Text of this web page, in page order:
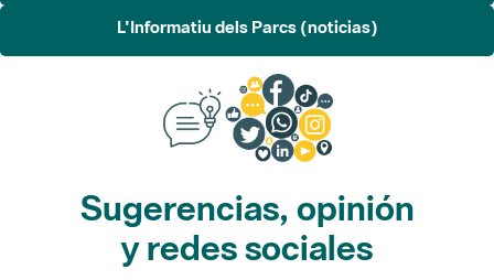
L'Informatiu dels Parcs (noticias)
Sugerencias, opinión
y redes sociales